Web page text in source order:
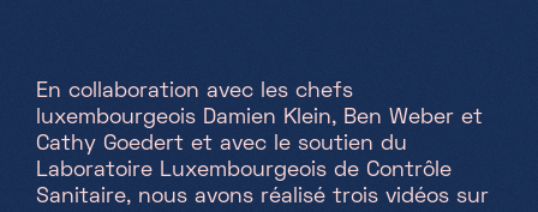
En collaboration avec les chefs
luxembourgeois Damien Klein, Ben Weber et
Cathy Goedert et avec le soutien du
Laboratoire Luxembourgeois de Contrôle
Sanitaire, nous avons réalisé trois vidéos sur